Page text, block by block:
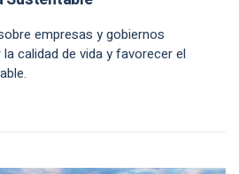
empresas y gobiernos
calidad de vida y favorecer el